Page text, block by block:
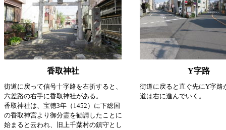
香取神社 Y字路
街道に戻って信号十字路を右折すると、
六差路の右手に香取神社がある。
香取神社は、宝徳3年（1452）に下総国
の香取神宮より御分霊を勧請したことに
始まると云われ、旧上千葉村の鎮守とし
街道に戻ると直ぐ先にY字路
道は右に進んでいく。